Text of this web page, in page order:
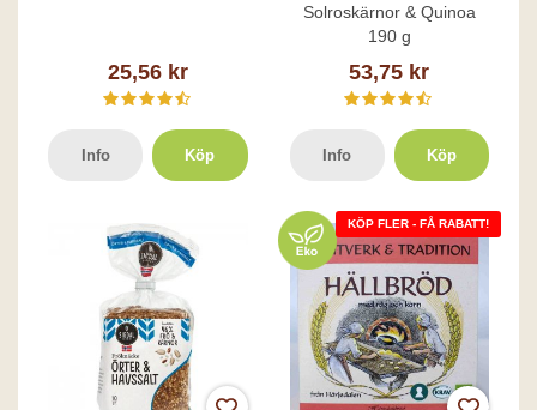
25,56 kr
Info Köp
Solroskärnor & Quinoa
190 g
53,75 kr
Info Köp
KÖP FLER - FÅ RABATT!